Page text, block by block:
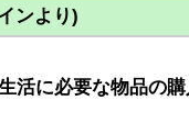
ンより)
活に必要な物品の